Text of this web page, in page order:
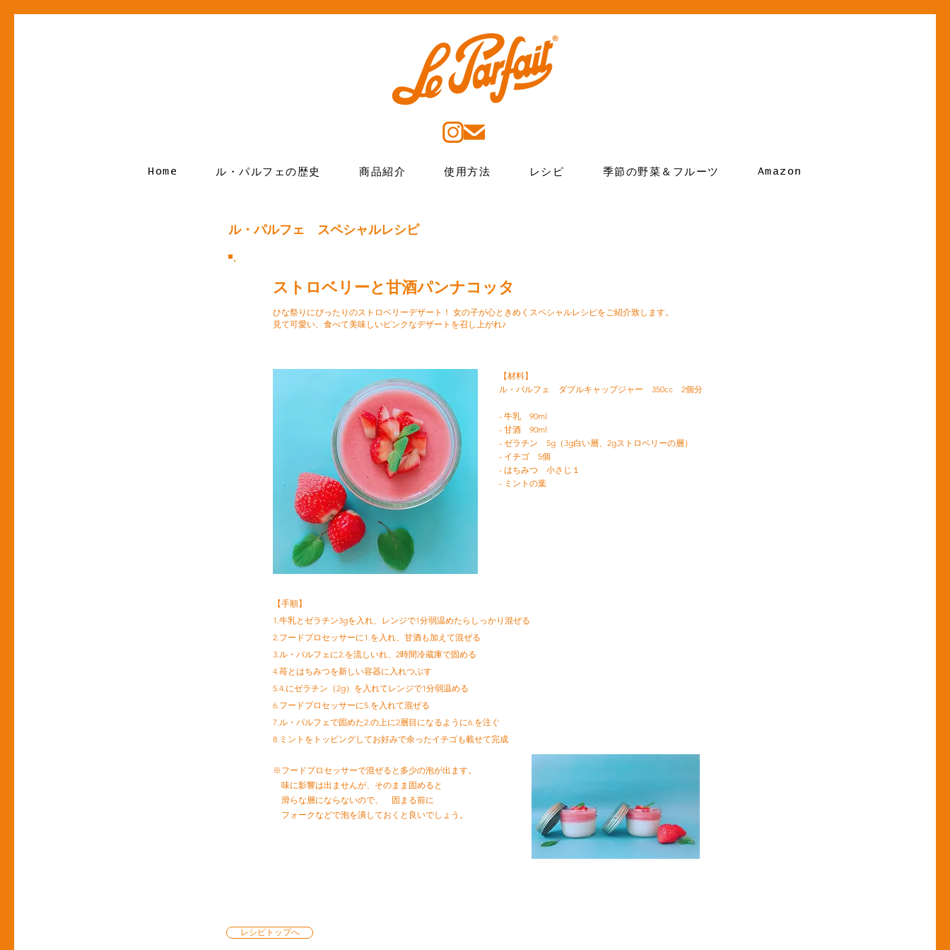
Home ル・パルフェの歴史 商品紹介 使用方法 レシピ 季節の野菜＆フルーツ Amazon
ル・パルフェ スペシャルレシピ
ストロベリーと甘酒パンナコッタ
ひな祭りにぴったりのストロベリーデザート！ 女の子が心ときめくスペシャルレシピをご紹介致します。
見て可愛い、食べて美味しいピンクなデザートを召し上がれ♪
【材料】
ル・パルフェ ダブルキャップジャー 350cc 2個分
- 牛乳 90ml
- 甘酒 90ml
- ゼラチン 5g（3g白い層、2gストロベリーの層）
- イチゴ 5個
- はちみつ 小さじ１
- ミントの葉
【手順】
1.牛乳とゼラチン3gを入れ、レンジで1分弱温めたらしっかり混ぜる
2.フードプロセッサーに1.を入れ、甘酒も加えて混ぜる
3.ル・パルフェに2.を流しいれ、2時間冷蔵庫で固める
4.苺とはちみつを新しい容器に入れつぶす
5.4.にゼラチン（2g）を入れてレンジで1分弱温める
6.フードプロセッサーに5.を入れて混ぜる
7.ル・パルフェで固めた2.の上に2層目になるように6.を注ぐ
8.ミントをトッピングしてお好みで余ったイチゴも載せて完成
※フードプロセッサーで混ぜると多少の泡が出ます。
味に影響は出ませんが、そのまま固めると
滑らな層にならないので、 固まる前に
フォークなどで泡を潰しておくと良いでしょう。
レシピトップへ